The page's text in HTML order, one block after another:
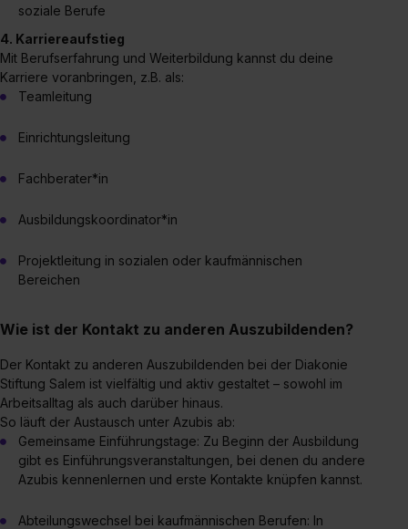
soziale Berufe
4. Karriereaufstieg
Mit Berufserfahrung und Weiterbildung kannst du deine
Karriere voranbringen, z.B. als:
Teamleitung
Einrichtungsleitung
Fachberater*in
Ausbildungskoordinator*in
Projektleitung in sozialen oder kaufmännischen
Bereichen
Wie ist der Kontakt zu anderen Auszubildenden?
Der Kontakt zu anderen Auszubildenden bei der Diakonie
Stiftung Salem ist vielfältig und aktiv gestaltet – sowohl im
Arbeitsalltag als auch darüber hinaus.
So läuft der Austausch unter Azubis ab:
Gemeinsame Einführungstage: Zu Beginn der Ausbildung
gibt es Einführungsveranstaltungen, bei denen du andere
Azubis kennenlernen und erste Kontakte knüpfen kannst.
Abteilungswechsel bei kaufmännischen Berufen: In